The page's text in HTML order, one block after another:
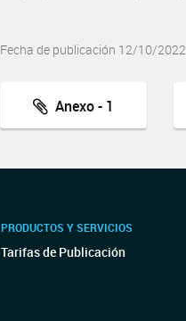
Fecha de publicación 12/10/2022
Anexo - 1
PRODUCTOS Y SERVICIOS
Tarifas de Publicación